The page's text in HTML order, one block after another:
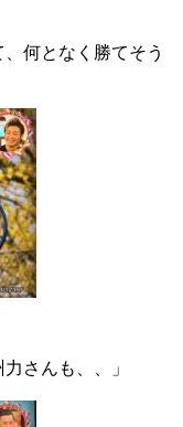
何となく勝てそう
さんも、、」